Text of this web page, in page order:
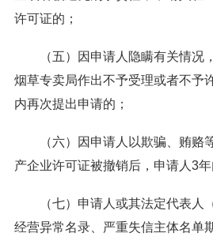
许可证的；
（五）因申请人隐瞒有关情况
烟草专卖局作出不予受理或者不予
内再次提出申请的；
（六）因申请人以欺骗、贿赂
产企业许可证被撤销后，申请人3年
（七）申请人或其法定代表人
经营异常名录、严重失信主体名单